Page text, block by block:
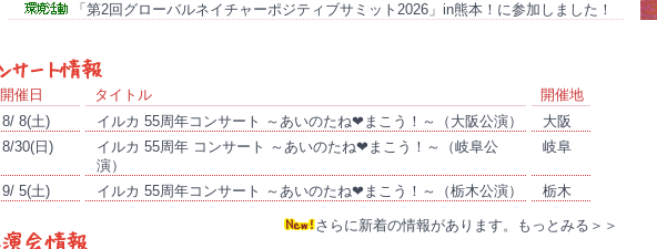
「第2回グローバルネイチャーポジティブサミット2026」in熊本！に参加しました！
開催日 タイトル
開催地
8/ 8(土)
イルカ 55周年コンサート ～あいのたね❤まこう！～（大阪公演）
大阪
8/30(日)
イルカ 55周年 コンサート ～あいのたね❤まこう！～（岐阜公
演）
岐阜
9/ 5(土) イルカ 55周年コンサート ～あいのたね❤まこう！～（栃木公演） 栃木
さらに新着の情報があります。もっとみる＞＞